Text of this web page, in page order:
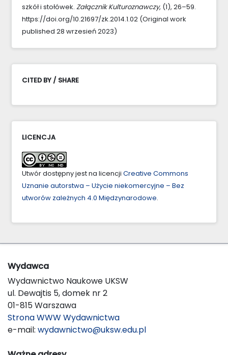
szkół i stołówek. Załącznik Kulturoznawczy, (1), 26–59.
https://doi.org/10.21697/zk.2014.1.02 (Original work
published 28 wrzesień 2023)
CITED BY / SHARE
LICENCJA
Utwór dostępny jest na licencji Creative Commons
Uznanie autorstwa – Użycie niekomercyjne – Bez
utworów zależnych 4.0 Międzynarodowe.
Wydawca
Wydawnictwo Naukowe UKSW
ul. Dewajtis 5, domek nr 2
01-815 Warszawa
Strona WWW Wydawnictwa
e-mail: wydawnictwo@uksw.edu.pl